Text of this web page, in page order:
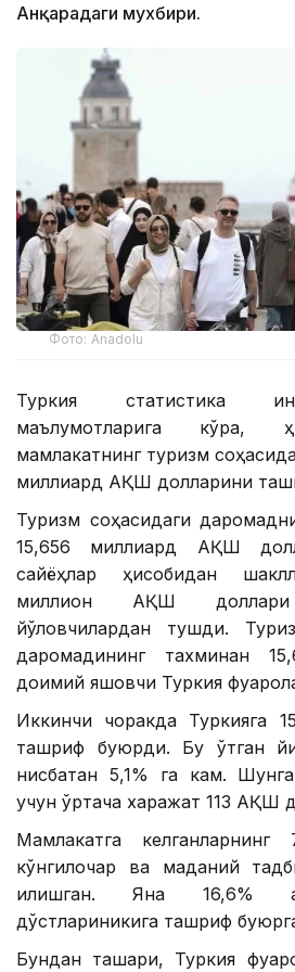
Анқарадаги мухбири.
Фото: Anadolu
Туркия статистика
маълумотларига кўра,
мамлакатнинг туризм
миллиард АҚШ долларини
Туризм соҳасидаги
15,656 миллиард АҚШ
сайёҳлар ҳисобидан
миллион АҚШ
йўловчилардан тушди.
даромадининг тахминан
доимий яшовчи Туркия
Иккинчи чоракда Туркияга
ташриф буюрди. Бу ўтган
нисбатан 5,1% га кам.
учун ўртача харажат 113 АҚШ
Мамлакатга
кўнгилочар ва маданий
қилишган. Яна 16,6%
дўстлариникига ташриф
Бундан ташқари, Туркия